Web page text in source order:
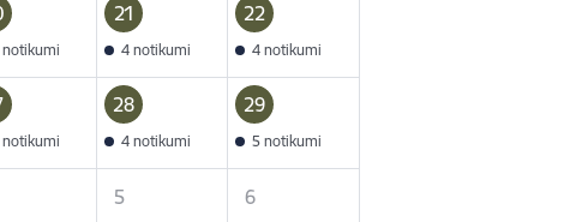
notikumi
21
4 notikumi
22
4 notikumi
notikumi
28
4 notikumi
29
5 notikumi
5 6